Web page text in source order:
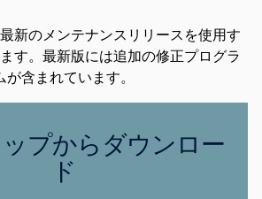
新のメンテナンスリリースを使用す
す。最新版には追加の修正プログラ
が含まれています。
プからダウンロー
ド